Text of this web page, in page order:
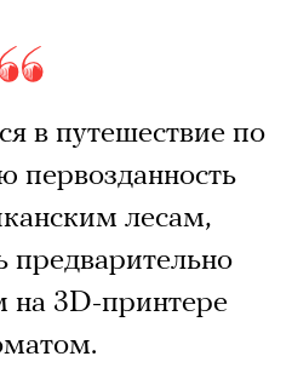
в путешествие по
первозданность
лесам,
на 3D-принтере